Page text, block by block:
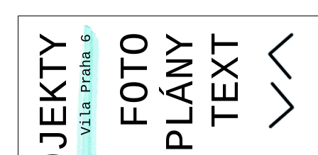
FOTOPLÁNYTEXT